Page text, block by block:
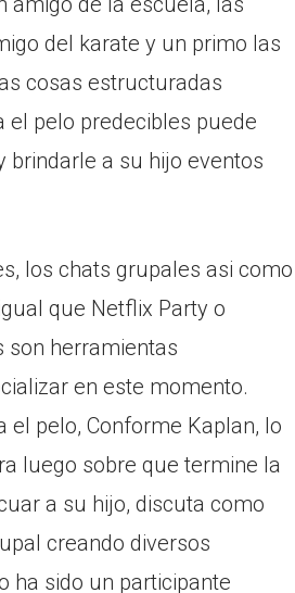
del karate y un primo las
cosas estructuradas
el pelo predecibles puede
brindarle a su hijo eventos
los chats grupales asi­ como
que Netflix Party o
son herramientas
en este momento.
el pelo, Conforme Kaplan, lo
luego sobre que termine la
a su hijo, discuta como
creando diversos
ha sido un participante